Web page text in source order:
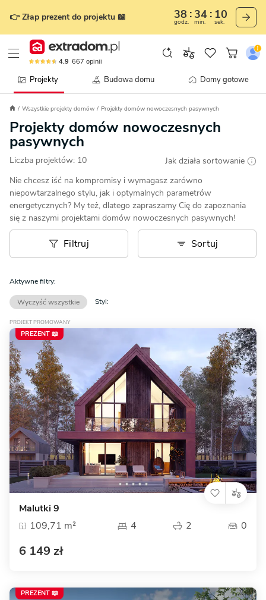
👉 Złap prezent do projektu 📖 38
godz.
34
min.
09
sek.
4.9 667 opinii
Projekty Budowa domu Domy gotowe
Wszystkie projekty domów Projekty domów nowoczesnych pasywnych
Projekty domów nowoczesnych
pasywnych
Liczba projektów: 10
Jak działa sortowanie
Nie chcesz iść na kompromisy i wymagasz zarówno
niepowtarzalnego stylu, jak i optymalnych parametrów
energetycznych? My też, dlatego zapraszamy Cię do zapoznania
się z naszymi projektami domów nowoczesnych pasywnych!
Filtruj Sortuj
Aktywne filtry:
Wyczyść wszystkie Styl:
PROJEKT PROMOWANY
Malutki 9
109,71 m²
4 2 0
6 149 zł
PREZENT 📖
PREZENT 📖